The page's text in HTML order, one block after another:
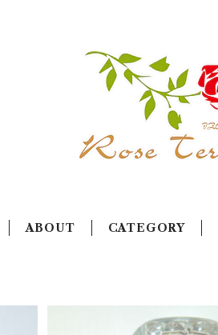
ABOUT CATEGORY